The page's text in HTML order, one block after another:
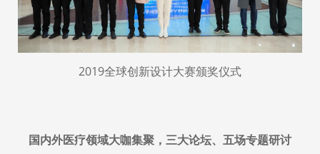
2019全球创新设计大赛颁奖仪式
国内外医疗领域大咖集聚，三大论坛、五场专题研讨